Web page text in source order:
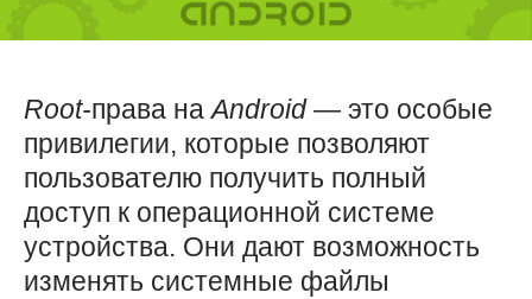
Root-права наAndroid— это особые
привилегии, которые позволяют
пользователю получить полный
доступ к операционной системе
устройства. Они дают возможность
изменять системные файлы